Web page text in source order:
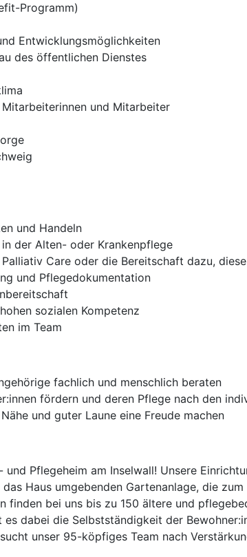
Programm)
Entwicklungsmöglichkeiten
des öffentlichen Dienstes
und Mitarbeiter
und Handeln
der Alten- oder Krankenpflege
Care oder die Bereitschaft dazu,
und Pflegedokumentation
sozialen Kompetenz
im Team
fachlich und menschlich beraten
fördern und deren Pflege nach den
und guter Laune eine Freude machen
und Pflegeheim am Inselwall! Unsere
Haus umgebenden Gartenanlage, die
finden bei uns bis zu 150 ältere und
dabei die Selbstständigkeit der
unser 95-köpfiges Team nach